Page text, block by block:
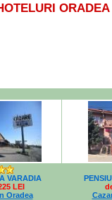
VARADIA
LEI
Oradea